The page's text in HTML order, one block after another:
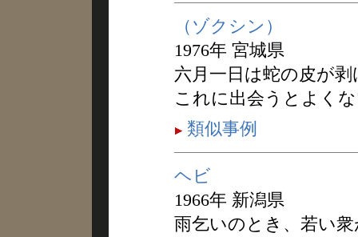
（ゾクシン）
1976年 宮城県
六月一日は蛇の皮が
これに出会うとよく
類似事例
ヘビ
1966年 新潟県
雨乞いのとき、若い